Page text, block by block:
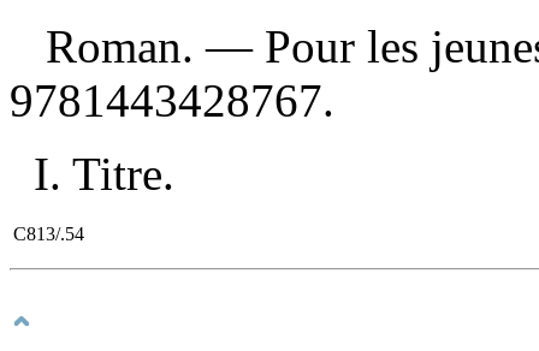
Roman. — Pour les
9781443428767.
I. Titre.
C813/.54